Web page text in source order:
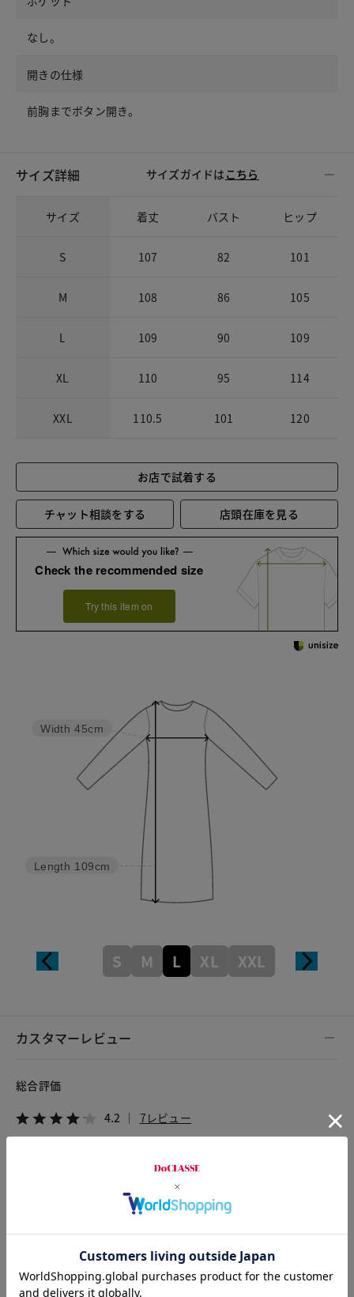
なし。
開きの仕様
前胸までボタン開き。
サイズ詳細 サイズガイドは こちら
サイズ 着丈 バスト ヒップ
S 107 82 101
M 108 86 105
L 109 90 109
XL 110 95 114
XXL 110.5 101 120
お店で試着する
チャット相談をする 店頭在庫を見る
Check the recommended size
Try this item on
Length 109cm
Width 45cm
S M L XL XXL
カスタマーレビュー
総合評価
4.2 7レビュー
身長159cm 体型普通
カラー：ネイビー
サイズ：M